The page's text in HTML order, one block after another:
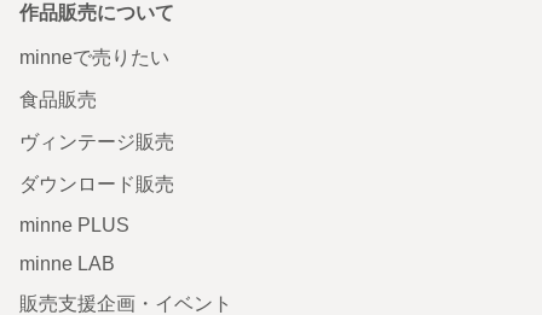
作品販売について
minneで売りたい
食品販売
ヴィンテージ販売
ダウンロード販売
minne PLUS
minne LAB
販売支援企画・イベント